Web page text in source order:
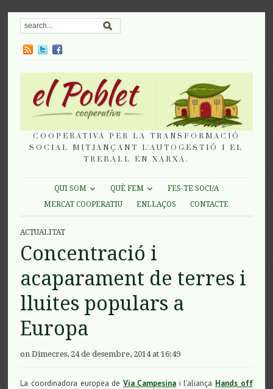
COOPERATIVA PER LA TRANSFORMACIÓ
SOCIAL MITJANÇANT L'AUTOGESTIÓ I EL
TREBALL EN XARXA.
QUI SOM QUÈ FEM
FES-TE SOCI/A
MERCAT COOPERATIU
ENLLAÇOS CONTACTE
ACTUALITAT
Concentració i
acaparament de terres i
lluites populars a
Europa
on Dimecres, 24 de desembre, 2014 at 16:49
La coordinadora europea de Vía Campesina i l’aliança Hands off